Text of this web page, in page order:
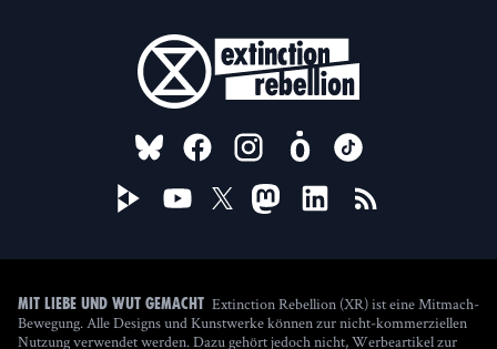
FOLLOW US ON
Mit Liebe und Wut gemacht Extinction Rebellion (XR) ist eine Mitmach-
Bewegung. Alle Designs und Kunstwerke können zur nicht-kommerziellen
Nutzung verwendet werden. Dazu gehört jedoch nicht, Werbeartikel zur